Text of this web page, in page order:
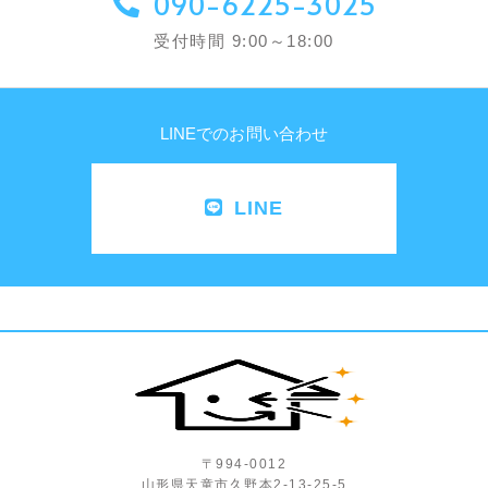
受付時間 9:00～18:00
LINEでのお問い合わせ
LINE
〒994-0012
山形県天童市久野本2-13-25-5